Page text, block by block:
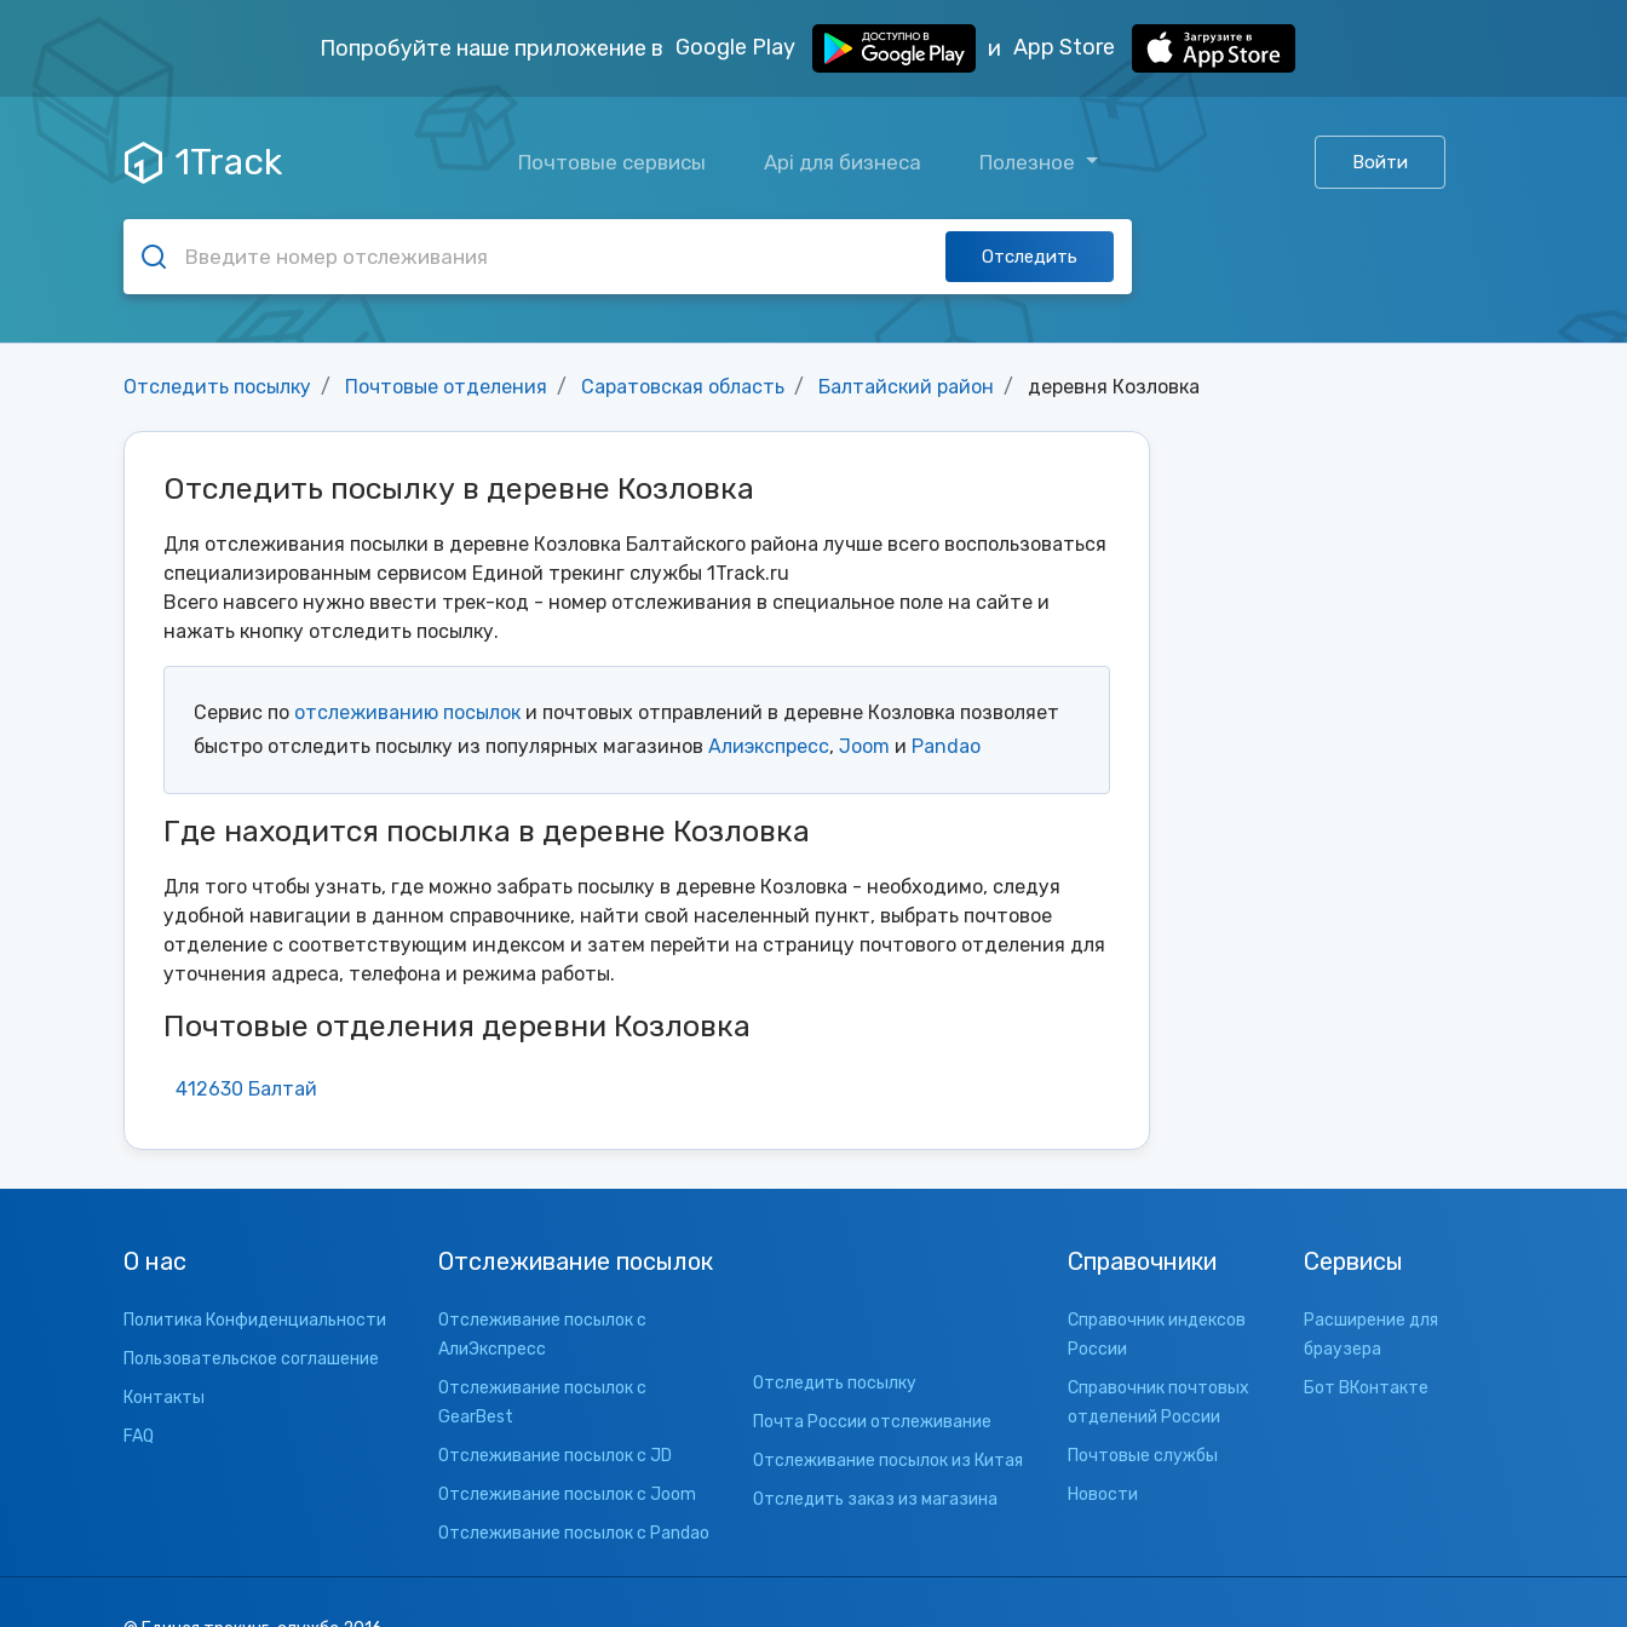
Попробуйте наше приложение в Google Play и App Store
1Track Почтовые сервисы Api для бизнеса Полезное Войти
Отследить
Отследить посылку Почтовые отделения Саратовская область Балтайский район деревня Козловка
Отследить посылку в деревне Козловка
Для отслеживания посылки в деревне Козловка Балтайского района лучше всего воспользоваться
специализированным сервисом Единой трекинг службы 1Track.ru
Всего навсего нужно ввести трек-код - номер отслеживания в специальное поле на сайте и
нажать кнопку отследить посылку.
Сервис по отслеживанию посылок и почтовых отправлений в деревне Козловка позволяет
быстро отследить посылку из популярных магазинов Алиэкспресс, Joom и Pandao
Где находится посылка в деревне Козловка
Для того чтобы узнать, где можно забрать посылку в деревне Козловка - необходимо, следуя
удобной навигации в данном справочнике, найти свой населенный пункт, выбрать почтовое
отделение с соответствующим индексом и затем перейти на страницу почтового отделения для
уточнения адреса, телефона и режима работы.
Почтовые отделения деревни Козловка
412630 Балтай
О нас
Политика Конфиденциальности
Пользовательское соглашение
Контакты
FAQ
Отслеживание посылок
Отслеживание посылок с
АлиЭкспресс
Отслеживание посылок с
GearBest
Отслеживание посылок с JD
Отслеживание посылок с Joom
Отслеживание посылок с Pandao
Отследить посылку
Почта России отслеживание
Отслеживание посылок из Китая
Отследить заказ из магазина
Справочники
Справочник индексов
России
Справочник почтовых
отделений России
Почтовые службы
Новости
Сервисы
Расширение для
браузера
Бот ВКонтакте